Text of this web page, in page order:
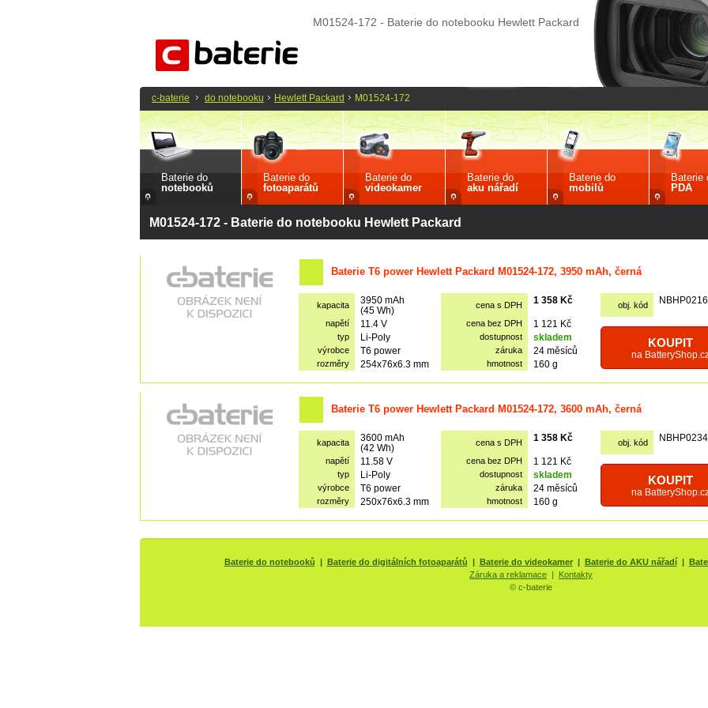
M01524-172 - Baterie do notebooku Hewlett Packard
Baterie do
notebooků
Baterie do
fotoaparátů
Baterie do
videokamer
Baterie do
aku nářadí
Baterie do
mobilů
Baterie
PDA
M01524-172 - Baterie do notebooku Hewlett Packard
Baterie T6 power Hewlett Packard M01524-172, 3950 mAh, černá
kapacita
3950 mAh
(45 Wh)
cena s DPH 1 358 Kč obj. kód NBHP0216
napětí 11.4 V cena bez DPH 1 121 Kč
KOUPIT
na
typ Li-Poly dostupnost skladem
výrobce T6 power záruka 24 měsíců
rozměry 254x76x6.3 mm hmotnost 160 g
Baterie T6 power Hewlett Packard M01524-172, 3600 mAh, černá
kapacita
3600 mAh
(42 Wh)
cena s DPH 1 358 Kč obj. kód NBHP0234
napětí 11.58 V cena bez DPH 1 121 Kč
KOUPIT
na
typ Li-Poly dostupnost skladem
výrobce T6 power záruka 24 měsíců
rozměry 250x76x6.3 mm hmotnost 160 g
c-baterie do notebooku Hewlett Packard M01524-172
Baterie do notebooků | Baterie do digitálních fotoaparátů | Baterie do videokamer| Baterie do AKU nářadí|
Záruka a reklamace | Kontakty
© c-baterie